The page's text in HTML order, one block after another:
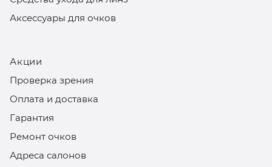
Аксессуары для очков
Акции
Проверка зрения
Оплата и доставка
Гарантия
Ремонт очков
Адреса салонов